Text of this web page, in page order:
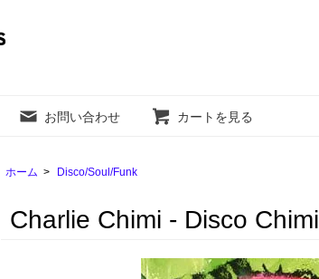
お問い合わせ カートを見る
ホーム > Disco/Soul/Funk
Charlie Chimi - Disco Chimi